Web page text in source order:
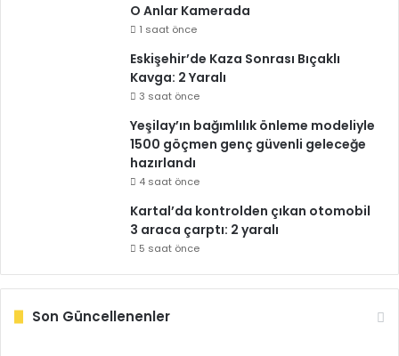
O Anlar Kamerada
1 saat önce
Eskişehir’de Kaza Sonrası Bıçaklı
Kavga: 2 Yaralı
3 saat önce
Yeşilay’ın bağımlılık önleme modeliyle
1500 göçmen genç güvenli geleceğe
hazırlandı
4 saat önce
Kartal’da kontrolden çıkan otomobil
3 araca çarptı: 2 yaralı
5 saat önce
Son Güncellenenler